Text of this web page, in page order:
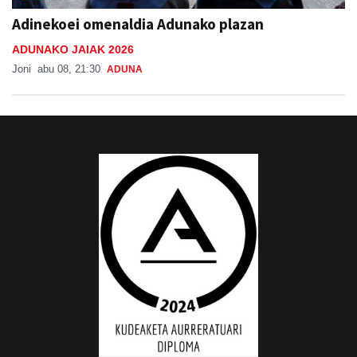
Adinekoei omenaldia Adunako plazan
ADUNAKO JAIAK 2026
Joni abu 08, 21:30 ADUNA